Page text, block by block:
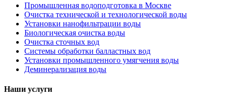
Промышленная водоподготовка в Москве
Очистка технической и технологической воды
Установки нанофильтрации воды
Биологическая очистка воды
Очистка сточных вод
Системы обработки балластных вод
Установки промышленного умягчения воды
Деминерализация воды
Наши услуги